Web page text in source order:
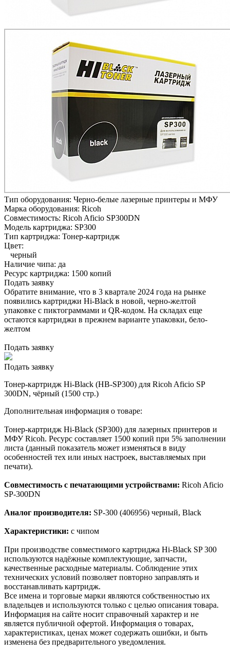
Тип оборудования: Черно-белые лазерные принтеры и МФУ
Марка оборудования: Ricoh
Совместимость: Ricoh Aficio SP300DN
Модель картриджа: SP300
Тип картриджа: Тонер-картридж
Цвет:
черный
Наличие чипа: да
Ресурс картриджа: 1500 копий
Подать заявку
Обратите внимание, что в 3 квартале 2024 года на рынке
появились картриджи Hi-Black в новой, черно-желтой
упаковке с пиктограммами и QR-кодом. На складах еще
остаются картриджи в прежнем варианте упаковки, бело-
желтом
Подать заявку
Подать заявку
Тонер-картридж Hi-Black (HB-SP300) для Ricoh Aficio SP
300DN, чёрный (1500 стр.)
Дополнительная информация о товаре:
Тонер-картридж Hi-Black (SP300) для лазерных принтеров и
МФУ Ricoh. Ресурс составляет 1500 копий при 5% заполнении
листа (данный показатель может изменяться в виду
особенностей тех или иных настроек, выставляемых при
печати).
Совместимость с печатающими устройствами: Ricoh Aficio
SP-300DN
Аналог производителя: SP-300 (406956) черный, Black
Характеристики: с чипом
При производстве совместимого картриджа Hi-Black SP 300
используются надёжные комплектующие, запчасти,
качественные расходные материалы. Соблюдение этих
технических условий позволяет повторно заправлять и
восстанавливать картридж.
Все имена и торговые марки являются собственностью их
владельцев и используются только с целью описания товара.
Информация на сайте носит справочный характер и не
является публичной офертой. Информация о товарах,
характеристиках, ценах может содержать ошибки, и быть
изменена без предварительного уведомления.